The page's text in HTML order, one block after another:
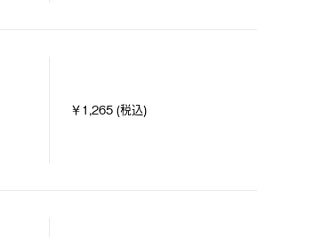
￥1,265 (税込)